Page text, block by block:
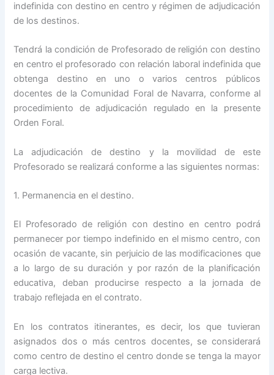
indefinida con destino en centro y régimen de adjudicación
de los destinos.
Tendrá la condición de Profesorado de religión con destino
en centro el profesorado con relación laboral indefinida que
obtenga destino en uno o varios centros públicos
docentes de la Comunidad Foral de Navarra, conforme al
procedimiento de adjudicación regulado en la presente
Orden Foral.
La adjudicación de destino y la movilidad de este
Profesorado se realizará conforme a las siguientes normas:
1. Permanencia en el destino.
El Profesorado de religión con destino en centro podrá
permanecer por tiempo indefinido en el mismo centro, con
ocasión de vacante, sin perjuicio de las modificaciones que
a lo largo de su duración y por razón de la planificación
educativa, deban producirse respecto a la jornada de
trabajo reflejada en el contrato.
En los contratos itinerantes, es decir, los que tuvieran
asignados dos o más centros docentes, se considerará
como centro de destino el centro donde se tenga la mayor
carga lectiva.